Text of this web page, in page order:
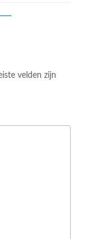
velden zijn